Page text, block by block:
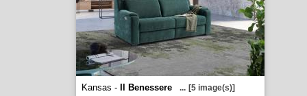
Kansas - Il Benessere ... [5 image(s)]